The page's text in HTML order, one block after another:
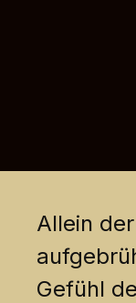
Allein der
Gefühl